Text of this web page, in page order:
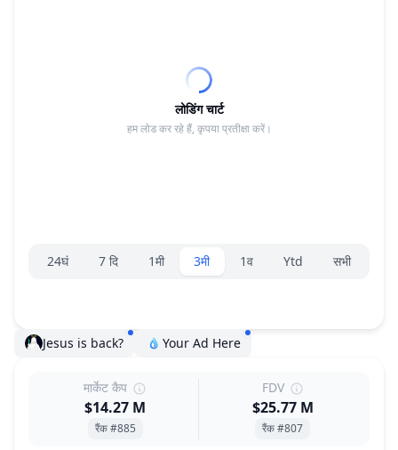
लोडिंग चार्ट
हम लोड कर रहे हैं, कृपया प्रतीक्षा करें।
रेंज चयनकर्ता।
24घं 7 दि 1मी 3मी 1व Ytd सभी
Jesus is back? Your Ad Here
मार्केट कैप
$14.27 M
रैंक #885
FDV
$25.77 M
रैंक #807